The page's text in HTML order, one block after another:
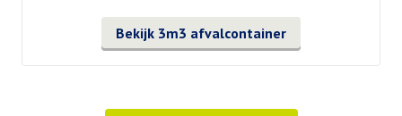
Bekijk 3m3 afvalcontainer